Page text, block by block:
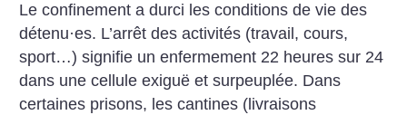
Le confinement a durci les conditions de vie des
détenu·es. L’arrêt des activités (travail, cours,
sport…) signifie un enfermement 22 heures sur 24
dans une cellule exiguë et surpeuplée. Dans
certaines prisons, les cantines (livraisons